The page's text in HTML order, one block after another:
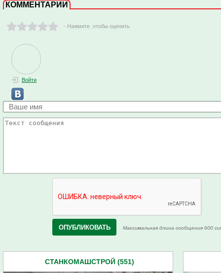
КОММЕНТАРИИ
- Нажмите ,чтобы оценить
Войти
Максимальная длина сообщения 600
СТАНКОМАШСТРОЙ (551)